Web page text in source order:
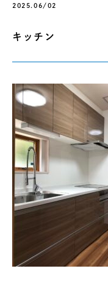
2025.06/02
キッチン